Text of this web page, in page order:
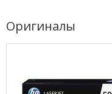
Оригиналы